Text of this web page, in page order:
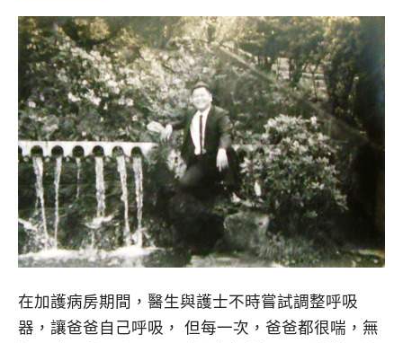
在加護病房期間，醫生與護士不時嘗試調整呼吸
器，讓爸爸自己呼吸， 但每一次，爸爸都很喘，無